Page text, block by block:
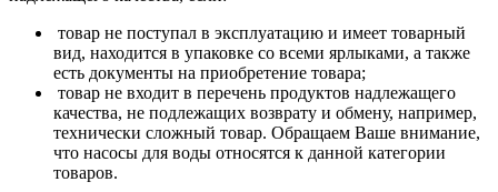
товар не поступал в эксплуатацию и имеет товарный
вид, находится в упаковке со всеми ярлыками, а также
есть документы на приобретение товара;
товар не входит в перечень продуктов надлежащего
качества, не подлежащих возврату и обмену, например,
технически сложный товар. Обращаем Ваше внимание,
что насосы для воды относятся к данной категории
товаров.